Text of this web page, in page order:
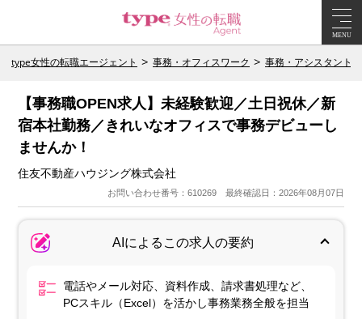
MENU
type女性の転職エージェント 事務・オフィスワーク 事務・アシスタント
【事務職OPEN求人】未経験歓迎／土日祝休／新
宿本社勤務／きれいなオフィスで事務デビューし
ませんか！
住友不動産ハウジング株式会社
お問い合わせ番号：610269 最終確認日：2026年08月07日
AIによるこの求人の要約
電話やメール対応、資料作成、請求書処理など、
PCスキル（Excel）を活かし事務業務全般を担当